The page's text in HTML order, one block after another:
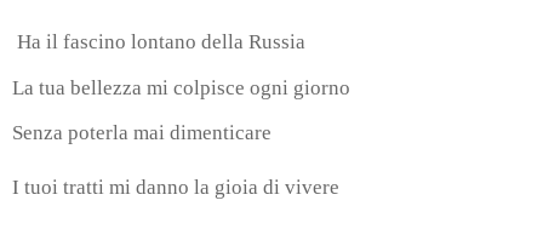
Ha il fascino lontano della Russia
La tua bellezza mi colpisce ogni giorno
Senza poterla mai dimenticare
I tuoi tratti mi danno la gioia di vivere